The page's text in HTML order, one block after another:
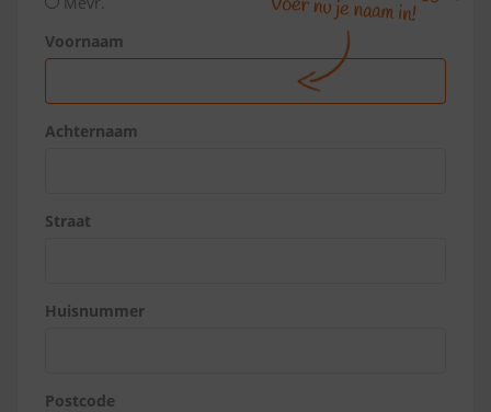
Voornaam
Achternaam
Straat
Huisnummer
Postcode